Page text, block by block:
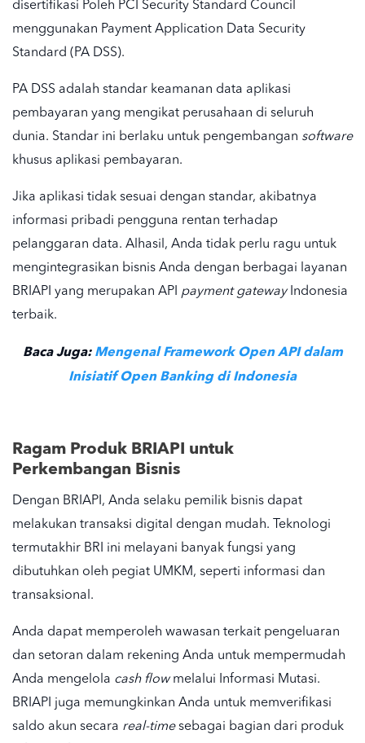
disertifikasi Poleh PCI Security Standard Council
menggunakan Payment Application Data Security
Standard (PA DSS).
PA DSS adalah standar keamanan data aplikasi
pembayaran yang mengikat perusahaan di seluruh
dunia. Standar ini berlaku untuk pengembangan software
khusus aplikasi pembayaran.
Jika aplikasi tidak sesuai dengan standar, akibatnya
informasi pribadi pengguna rentan terhadap
pelanggaran data. Alhasil, Anda tidak perlu ragu untuk
mengintegrasikan bisnis Anda dengan berbagai layanan
BRIAPI yang merupakan API payment gatewayIndonesia
terbaik.
Baca Juga:Mengenal Framework Open API dalam
Inisiatif Open Banking di Indonesia
Ragam Produk BRIAPI untuk
Perkembangan Bisnis
Dengan BRIAPI, Anda selaku pemilik bisnis dapat
melakukan transaksi digital dengan mudah. Teknologi
termutakhir BRI ini melayani banyak fungsi yang
dibutuhkan oleh pegiat UMKM, seperti informasi dan
transaksional.
Anda dapat memperoleh wawasan terkait pengeluaran
dan setoran dalam rekening Anda untuk mempermudah
Anda mengelola cash flowmelalui Informasi Mutasi.
BRIAPI juga memungkinkan Anda untuk memverifikasi
saldo akun secara real-timesebagai bagian dari produk